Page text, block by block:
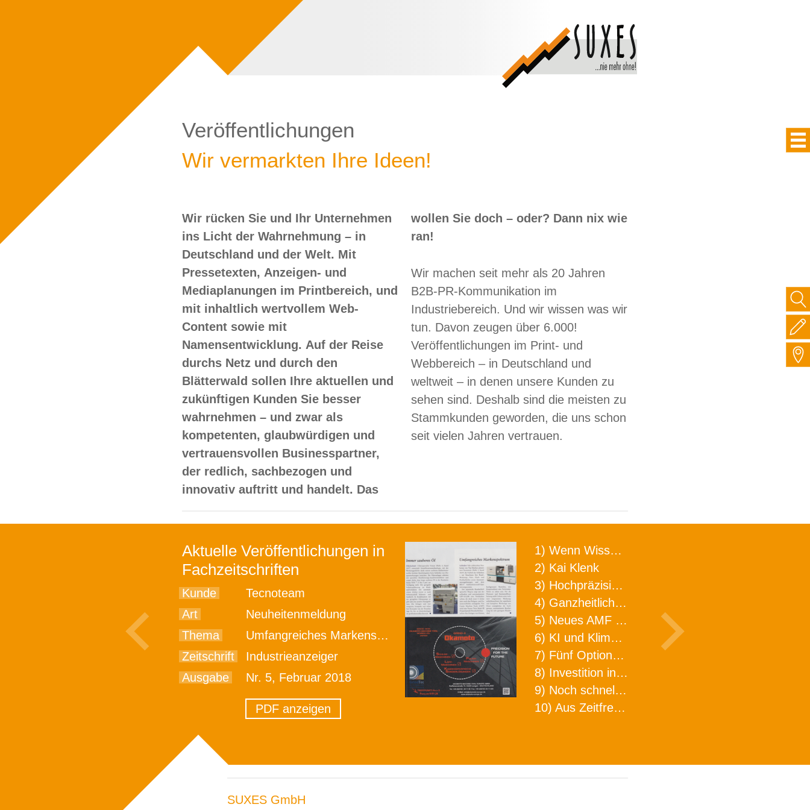
Veröffentlichungen
Wir vermarkten Ihre Ideen!
Wir rücken Sie und Ihr Unternehmen
ins Licht der Wahrnehmung – in
Deutschland und der Welt. Mit
Pressetexten, Anzeigen- und
Mediaplanungen im Printbereich, und
mit inhaltlich wertvollem Web-
Content sowie mit
Namensentwicklung. Auf der Reise
durchs Netz und durch den
Blätterwald sollen Ihre aktuellen und
zukünftigen Kunden Sie besser
wahrnehmen – und zwar als
kompetenten, glaubwürdigen und
vertrauensvollen Businesspartner,
der redlich, sachbezogen und
innovativ auftritt und handelt. Das
wollen Sie doch – oder? Dann nix wie
ran!
Wir machen seit mehr als 20 Jahren
B2B-PR-Kommunikation im
Industriebereich. Und wir wissen was wir
tun. Davon zeugen über 6.000!
Veröffentlichungen im Print- und
Webbereich – in Deutschland und
weltweit – in denen unsere Kunden zu
sehen sind. Deshalb sind die meisten zu
Stammkunden geworden, die uns schon
seit vielen Jahren vertrauen.
Aktuelle Veröffentlichungen in
Fachzeitschriften
Kunde
Tecnoteam
Art
Neuheitenmeldung
Thema
Umfangreiches Markenspektrum
Zeitschrift
Industrieanzeiger
Ausgabe
Nr. 5, Februar 2018
PDF anzeigen
1) Wenn Wissen geht, kann ARNO WERKZEUGE helfen
2) Kai Klenk
3) Hochpräzision in neuer Dimension
4) Ganzheitlicher Ansatz für mehr Effizienz und Produktivität in der Zerspanung
5) Neues AMF Logistikzentrum feierlich eröffnet
6) KI und Klimaschutz im Schaltanlagenbau
7) Fünf Optionen, wie man Zeitfresser in Effizienz umwandelt
8) Investition in Fellbach mit nachhaltiger Logistik und Lagerfläche
9) Noch schnellere Lieferung
10) Aus Zeitfressern wird Effizienz
SUXES GmbH